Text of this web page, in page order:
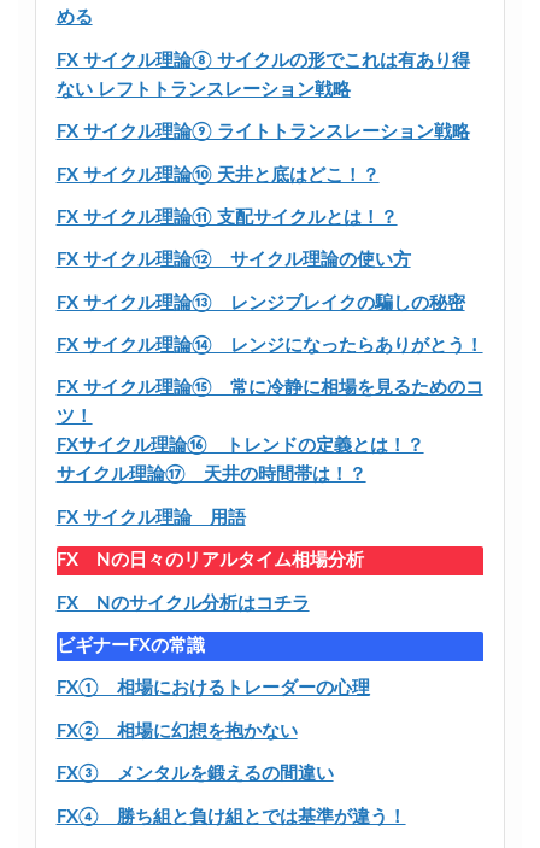
める
FX サイクル理論⑧ サイクルの形でこれは有あり得
ない レフトトランスレーション戦略
FX サイクル理論⑨ ライトトランスレーション戦略
FX サイクル理論⑩ 天井と底はどこ！？
FX サイクル理論⑪ 支配サイクルとは！？
FX サイクル理論⑫ サイクル理論の使い方
FX サイクル理論⑬ レンジブレイクの騙しの秘密
FX サイクル理論⑭ レンジになったらありがとう！
FX サイクル理論⑮ 常に冷静に相場を見るためのコ
ツ！
FXサイクル理論⑯ トレンドの定義とは！？
サイクル理論⑰ 天井の時間帯は！？
FX サイクル理論 用語
FX Nの日々のリアルタイム相場分析
FX Nのサイクル分析はコチラ
ビギナーFXの常識
FX① 相場におけるトレーダーの心理
FX② 相場に幻想を抱かない
FX③ メンタルを鍛えるの間違い
FX④ 勝ち組と負け組とでは基準が違う！